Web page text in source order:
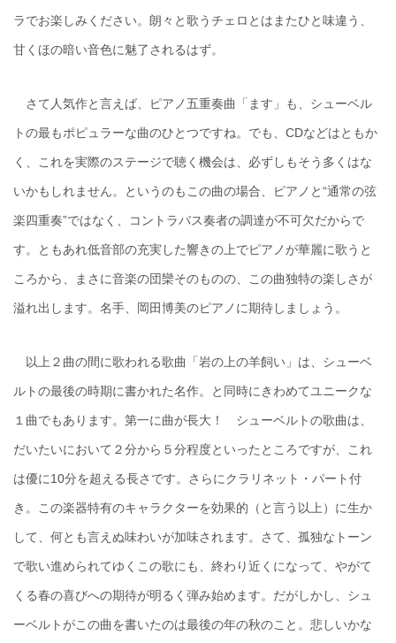
ラでお楽しみください。朗々と歌うチェロとはまたひと味違う、
甘くほの暗い音色に魅了されるはず。
さて人気作と言えば、ピアノ五重奏曲「ます」も、シューベル
トの最もポピュラーな曲のひとつですね。でも、CDなどはともか
く、これを実際のステージで聴く機会は、必ずしもそう多くはな
いかもしれません。というのもこの曲の場合、ピアノと“通常の弦
楽四重奏”ではなく、コントラバス奏者の調達が不可欠だからで
す。ともあれ低音部の充実した響きの上でピアノが華麗に歌うと
ころから、まさに音楽の団欒そのものの、この曲独特の楽しさが
溢れ出します。名手、岡田博美のピアノに期待しましょう。
以上２曲の間に歌われる歌曲「岩の上の羊飼い」は、シューベ
ルトの最後の時期に書かれた名作。と同時にきわめてユニークな
１曲でもあります。第一に曲が長大！ シューベルトの歌曲は、
だいたいにおいて２分から５分程度といったところですが、これ
は優に10分を超える長さです。さらにクラリネット・パート付
き。この楽器特有のキャラクターを効果的（と言う以上）に生か
して、何とも言えぬ味わいが加味されます。さて、孤独なトーン
で歌い進められてゆくこの歌にも、終わり近くになって、やがて
くる春の喜びへの期待が明るく弾み始めます。だがしかし、シュ
ーベルトがこの曲を書いたのは最後の年の秋のこと。悲しいかな